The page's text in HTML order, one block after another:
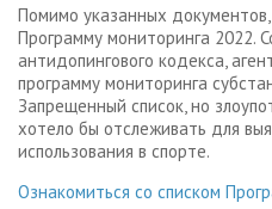
Помимо указанных
Программу мониторинга 2022.
антидопингового кодекса,
программу мониторинга
Запрещенный список, но
хотело бы отслеживать для
использования в спорте.
Ознакомиться со списком